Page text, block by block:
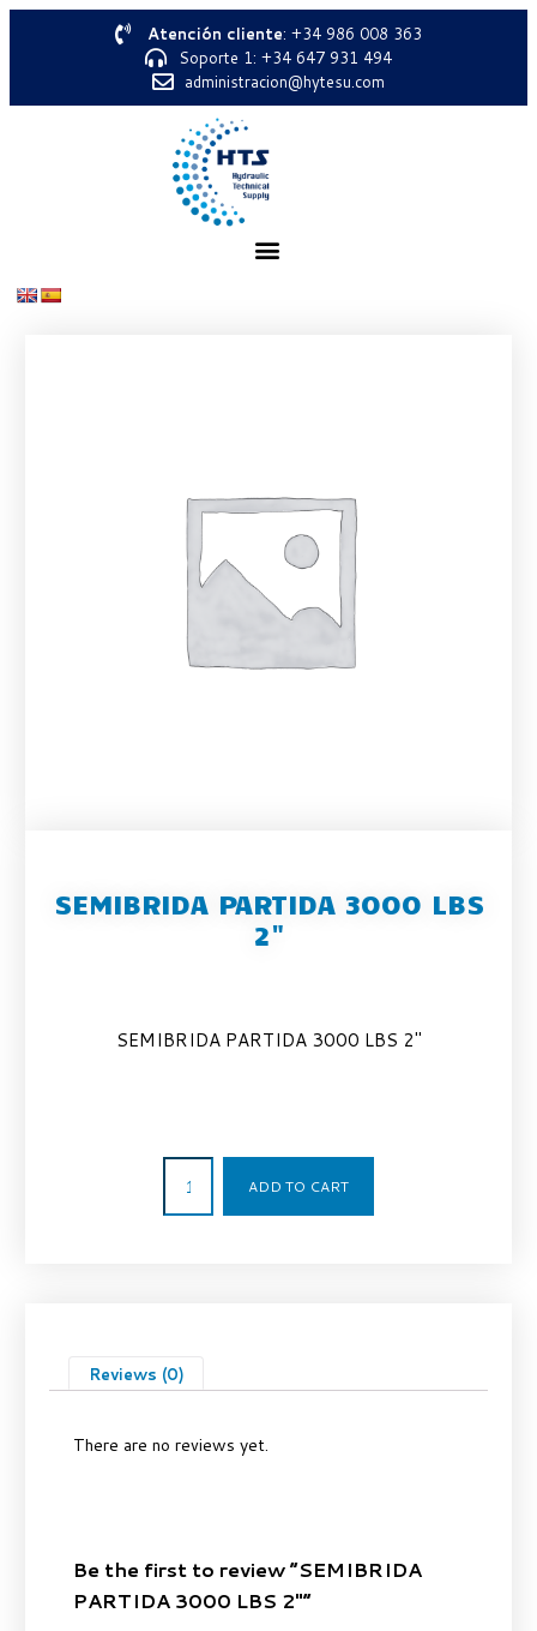
Atención cliente: +34 986 008 363
Soporte 1: +34 647 931 494
administracion@hytesu.com
SEMIBRIDA PARTIDA 3000 LBS
2"
SEMIBRIDA PARTIDA 3000 LBS 2″
ADD TO CART
Reviews (0)
There are no reviews yet.
Be the first to review “SEMIBRIDA
PARTIDA 3000 LBS 2″”